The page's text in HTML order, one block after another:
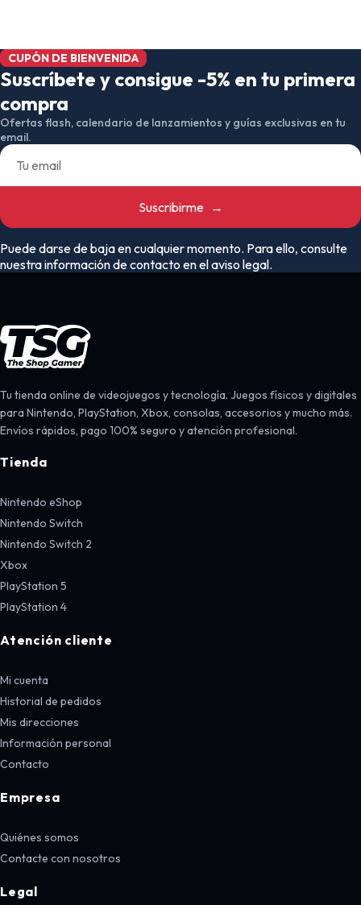
CUPÓN DE BIENVENIDA
Suscríbete y consigue -5% en tu primera
compra
Ofertas flash, calendario de lanzamientos y guías exclusivas en tu
email.
Suscribirme →
Puede darse de baja en cualquier momento. Para ello, consulte
nuestra información de contacto en el aviso legal.
Tu tienda online de videojuegos y tecnología. Juegos físicos y digitales
para Nintendo, PlayStation, Xbox, consolas, accesorios y mucho más.
Envíos rápidos, pago 100% seguro y atención profesional.
Tienda
Nintendo eShop
Nintendo Switch
Nintendo Switch 2
Xbox
PlayStation 5
PlayStation 4
Atención cliente
Mi cuenta
Historial de pedidos
Mis direcciones
Información personal
Contacto
Empresa
Quiénes somos
Contacte con nosotros
Legal